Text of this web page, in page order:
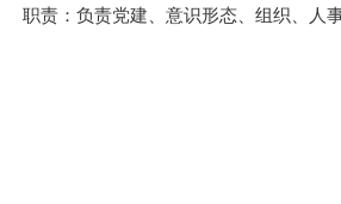
职责： 负责党建、意识形态、组织、人